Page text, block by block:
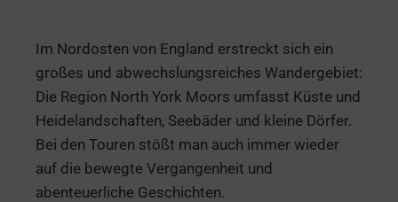
Im Nordosten von England erstreckt sich ein
großes und abwechslungsreiches Wandergebiet:
Die Region North York Moors umfasst Küste und
Heidelandschaften, Seebäder und kleine Dörfer.
Bei den Touren stößt man auch immer wieder
auf die bewegte Vergangenheit und
abenteuerliche Geschichten.